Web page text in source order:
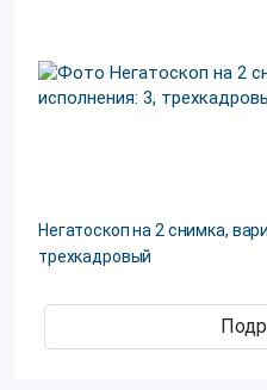
Негатоскоп на 2 снимка,
трехкадровый